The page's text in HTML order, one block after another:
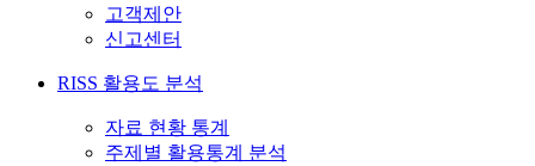
고객제안
신고센터
RISS 활용도 분석
자료 현황 통계
주제별 활용통계 분석